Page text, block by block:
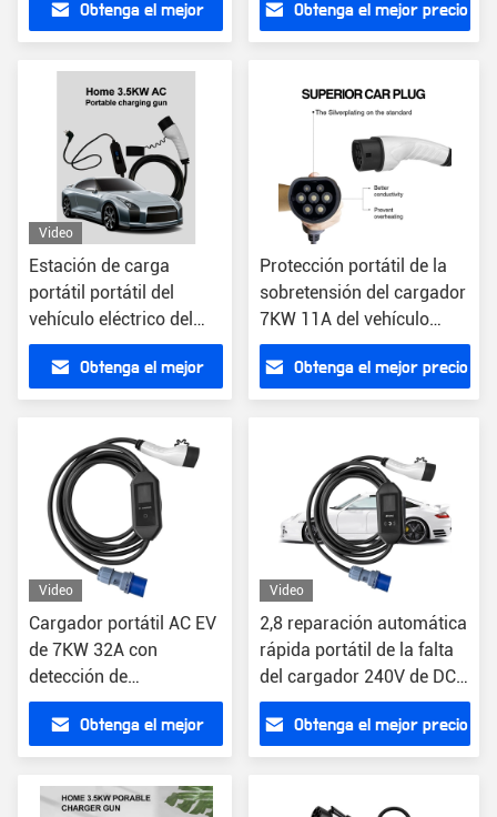
Obtenga el mejor
EV
Obtenga el mejor precio
Video
Estación de carga
portátil portátil del
vehículo eléctrico del
cargador 50Hz de la CA
EV de 3.5KW 16A
Obtenga el mejor
Protección portátil de la
sobretensión del cargador
7KW 11A del vehículo
eléctrico de ROHS
Obtenga el mejor precio
Video
Cargador portátil AC EV
de 7KW 32A con
detección de
temperatura y pantalla
de 2,8 pulgadas
Obtenga el mejor
Video
2,8 reparación automática
rápida portátil de la falta
del cargador 240V de DC
de la pantalla de
visualización de la
pulgada
Obtenga el mejor precio